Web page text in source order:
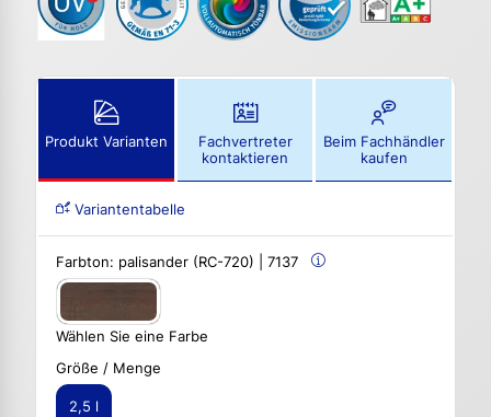
Produkt Varianten
Fachvertreter
kontaktieren
Beim Fachhändler
kaufen
Variantentabelle
Farbton: palisander (RC-720) | 7137
Wählen Sie eine Farbe
Größe / Menge
2,5 l